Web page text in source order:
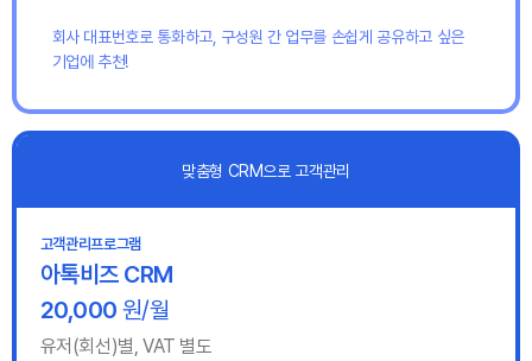
회사 대표번호로 통화하고, 구성원 간 업무를 손쉽게 공유하고 싶은
기업에 추천!
맞춤형 CRM으로 고객관리
고객관리프로그램
아톡비즈 CRM
20,000 원/월
유저(회선)별, VAT 별도